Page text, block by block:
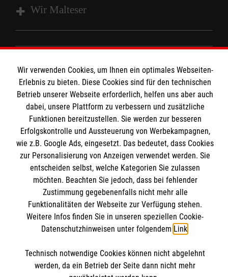
Wir Malteser
Fachbereich Ausbildung
Fachbereich Einsatzdienste / Katastrophenschutz
Malteser Grundausbildung
Fachbereich Rettungsdienst
Spenden und Helfen
Die Malteser in Baden-Württemberg
Informationen
Kontakt
Impressum
Datenschutz
Malteser online
Malteserorden
Malteser International
Mediathek
Sharepoint
Spendenkonto
Empfänger: Malteser Hilfsdienst e.V.
IBAN: DE90 6005 0101 0001 2706 88
Soziale Netzwerke
Wir verwenden Cookies, um Ihnen ein optimales Webseiten-
Erlebnis zu bieten. Diese Cookies sind für den technischen
Betrieb unserer Webseite erforderlich, helfen uns aber auch
dabei, unsere Plattform zu verbessern und zusätzliche
Funktionen bereitzustellen. Sie werden zur besseren
Erfolgskontrolle und Aussteuerung von Werbekampagnen,
wie z.B. Google Ads, eingesetzt. Das bedeutet, dass Cookies
zur Personalisierung von Anzeigen verwendet werden. Sie
entscheiden selbst, welche Kategorien Sie zulassen
möchten. Beachten Sie jedoch, dass bei fehlender
Zustimmung gegebenenfalls nicht mehr alle
Funktionalitäten der Webseite zur Verfügung stehen.
Weitere Infos finden Sie in unseren speziellen Cookie-
Datenschutzhinweisen unter folgendem Link.
Technisch notwendige Cookies können nicht abgelehnt
werden, da ein Betrieb der Seite dann nicht mehr